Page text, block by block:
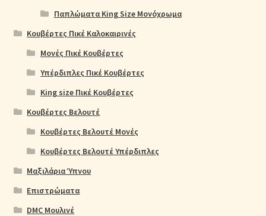
Παπλώματα King Size Μονόχρωμα
Κουβέρτες Πικέ Καλοκαιρινές
Μονές Πικέ Κουβέρτες
Υπέρδιπλες Πικέ Κουβέρτες
King size Πικέ Κουβέρτες
Κουβέρτες Βελουτέ
Κουβέρτες Βελουτέ Μονές
Κουβέρτες Βελουτέ Υπέρδιπλες
Μαξιλάρια Ύπνου
Επιστρώματα
DMC Μουλινέ